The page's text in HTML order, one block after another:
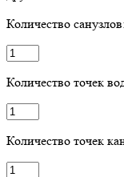
Количество санузлов:
Количество точек
Количество точек